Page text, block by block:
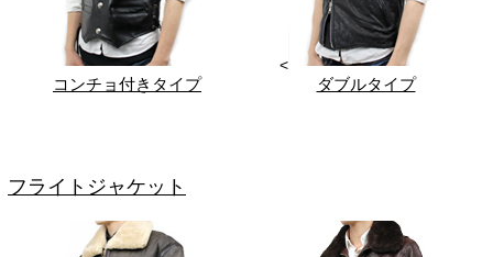
コンチョ付きタイプ
<
ダブルタイプ
フライトジャケット